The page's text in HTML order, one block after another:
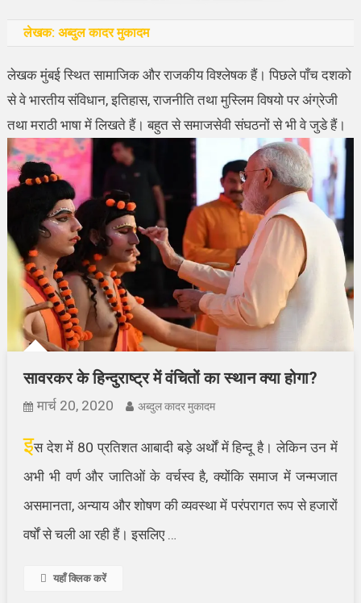
लेखक: अब्दुल कादर मुकादम
लेखक मुंबई स्थित सामाजिक और राजकीय विश्लेषक हैं। पिछले पाँच दशको
से वे भारतीय संविधान, इतिहास, राजनीति तथा मुस्लिम विषयो पर अंग्रेजी
तथा मराठी भाषा में लिखते हैं। बहुत से समाजसेवी संघठनों से भी वे जुडे हैं।
सावरकर के हिन्दुराष्ट्र में वंचितों का स्थान क्या होगा?
मार्च 20, 2020 अब्दुल कादर मुकादम
इस देश में 80 प्रतिशत आबादी बड़े अर्थों में हिन्दू है। लेकिन उन में
अभी भी वर्ण और जातिओं के वर्चस्व है, क्योंकि समाज में जन्मजात
असमानता, अन्याय और शोषण की व्यवस्था में परंपरागत रूप से हजारों
वर्षों से चली आ रही हैं। इसलिए …
यहाँ क्लिक करें